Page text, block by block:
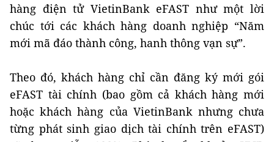
hàng điện tử VietinBank eFAST như một lời
chúc tới các khách hàng doanh nghiệp “Năm
mới mã đáo thành công, hanh thông vạn sự”.
Theo đó, khách hàng chỉ cần đăng ký mới gói
eFAST tài chính (bao gồm cả khách hàng mới
hoặc khách hàng của VietinBank nhưng chưa
từng phát sinh giao dịch tài chính trên eFAST)